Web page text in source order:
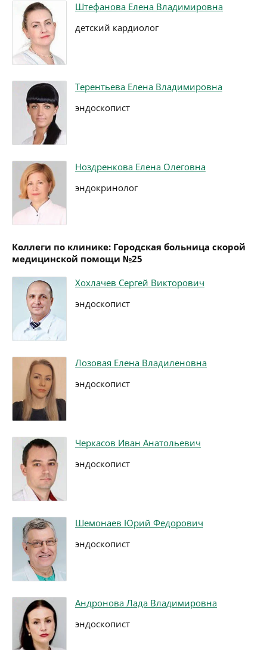
Штефанова Елена Владимировна
детский кардиолог
Терентьева Елена Владимировна
эндоскопист
Ноздренкова Елена Олеговна
эндокринолог
Коллеги по клинике: Городская больница скорой
медицинской помощи №25
Хохлачев Сергей Викторович
эндоскопист
Лозовая Елена Владиленовна
эндоскопист
Черкасов Иван Анатольевич
эндоскопист
Шемонаев Юрий Федорович
эндоскопист
Андронова Лада Владимировна
эндоскопист